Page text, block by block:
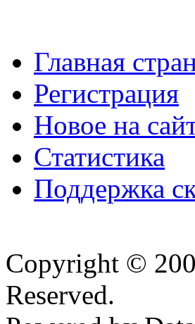
Главная
Регистрация
Новое на
Статистика
Поддержка
Copyright ©
Reserved.